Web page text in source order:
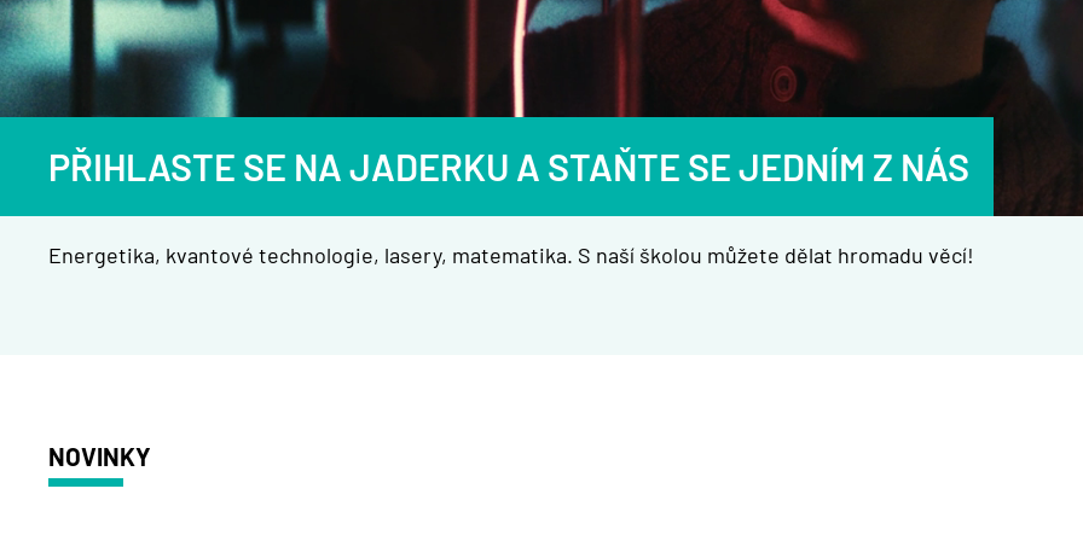
PŘIHLASTE SE NA JADERKU A STAŇTE SE JEDNÍM Z NÁS
Energetika, kvantové technologie, lasery, matematika. S naší školou můžete dělat hromadu věcí!
NOVINKY